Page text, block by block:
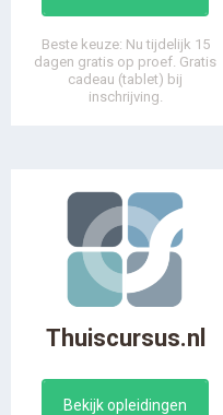
Beste keuze: Nu tijdelijk 15
dagen gratis op proef. Gratis
cadeau (tablet) bij
inschrijving.
Thuiscursus.nl
Bekijk opleidingen